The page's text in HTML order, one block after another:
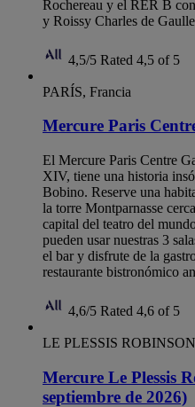
Rochereau y el RER B
y Roissy Charles de
4,5/5 Rated 4,5 of 5
PARÍS, Francia
Mercure Paris
El Mercure Paris Centre
XIV, tiene una historia
Bobino. Reserve una
la torre Montparnasse
capital del teatro del
pueden usar nuestras 3
el bar y disfrute de la
restaurante bistronómico
4,6/5 Rated 4,6 of 5
LE PLESSIS
Mercure Le Plessis
septiembre de 2026)